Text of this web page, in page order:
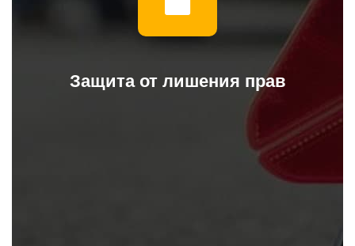
Защита от лишения прав